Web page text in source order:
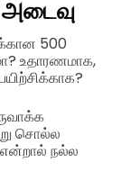
அடைவு
500
உதாரணமாக,
சொல்ல
நல்ல